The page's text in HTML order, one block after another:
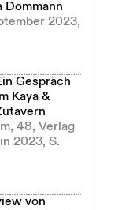
Dommann
2023,
Gespräch
Kaya &
48, Verlag
2023, S.
von